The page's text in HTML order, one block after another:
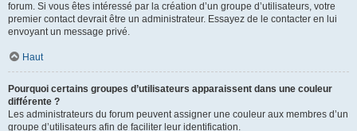
forum. Si vous êtes intéressé par la création d’un groupe d’utilisateurs, votre
premier contact devrait être un administrateur. Essayez de le contacter en lui
envoyant un message privé.
Haut
Pourquoi certains groupes d’utilisateurs apparaissent dans une couleur
différente ?
Les administrateurs du forum peuvent assigner une couleur aux membres d’un
groupe d’utilisateurs afin de faciliter leur identification.